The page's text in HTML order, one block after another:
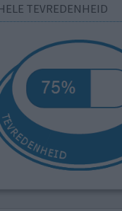
TEVREDENHEID